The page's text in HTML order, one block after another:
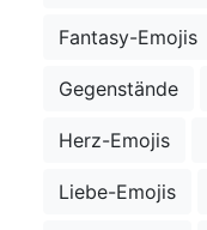
Fantasy-Emojis
Gegenstände
Herz-Emojis
Liebe-Emojis